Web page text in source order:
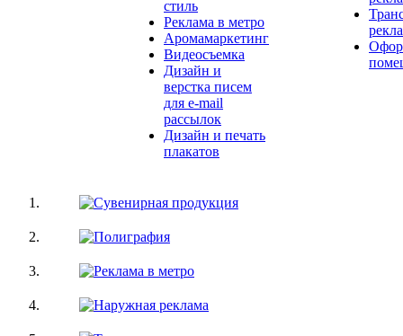
стиль
Реклама в метро
Аромамаркетинг
Видеосъемка
Дизайн и
верстка писем
для e-mail
рассылок
Дизайн и печать
плакатов